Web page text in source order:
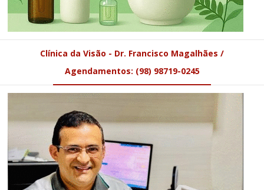
Clínica da Visão - Dr. Francisco Magalhães /
Agendamentos: (98) 98719-0245